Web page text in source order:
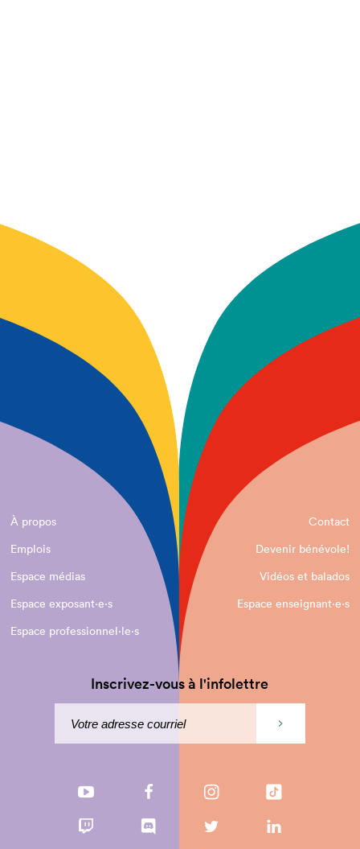
À propos
Contact
Emplois
Devenir bénévole!
Espace médias
Vidéos et balados
Espace exposant·e⋅s
Espace enseignant·e⋅s
Espace professionnel·le⋅s
Inscrivez-vous à l'infolettre